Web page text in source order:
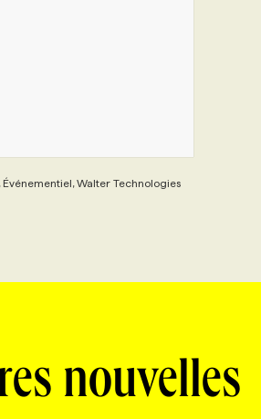
Événementiel, Walter Technologies
nouvelles